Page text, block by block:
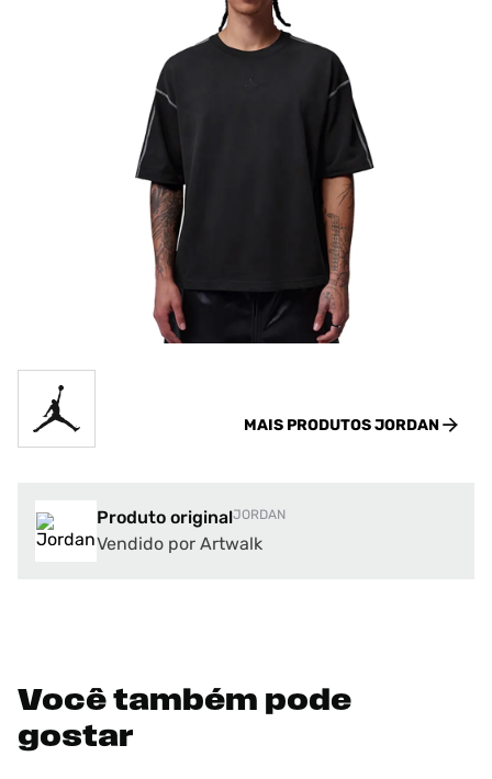
MAIS PRODUTOSJORDAN
Produto originalJORDAN
Vendido por Artwalk
Você também pode
gostar